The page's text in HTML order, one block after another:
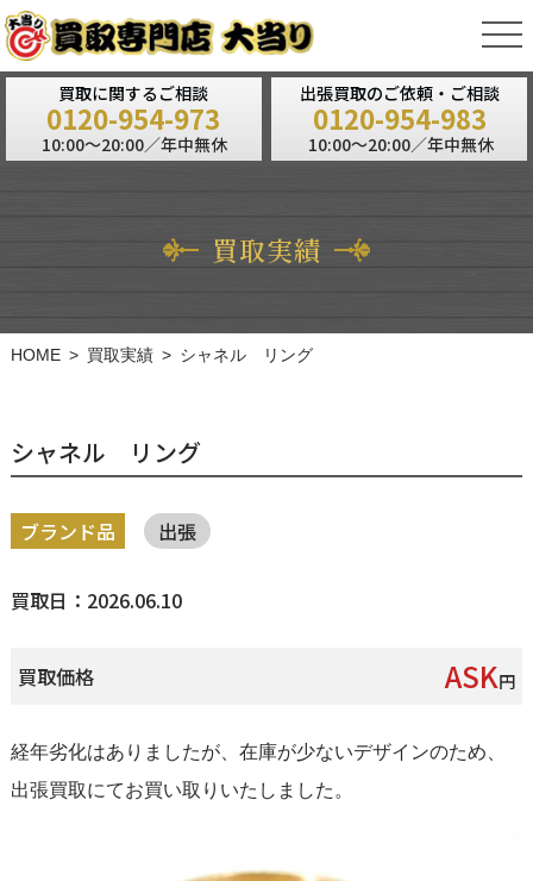
買取に関するご相談
0120-954-973
10:00～20:00／年中無休
出張買取のご依頼・ご相談
0120-954-983
10:00～20:00／年中無休
買取実績
HOME 買取実績 シャネル リング
シャネル リング
ブランド品 出張
買取日：2026.06.10
買取価格 ASK円
経年劣化はありましたが、在庫が少ないデザインのため、
出張買取にてお買い取りいたしました。